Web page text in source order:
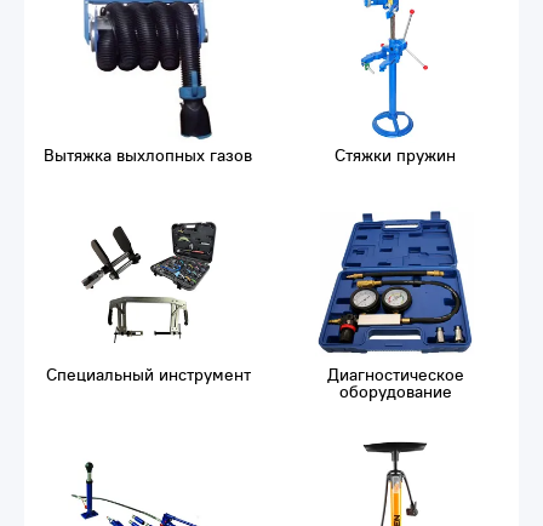
Вытяжка выхлопных газов Стяжки пружин
Специальный инструмент Диагностическое
оборудование